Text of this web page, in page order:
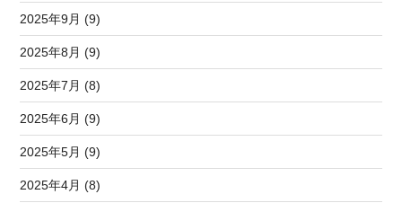
2025年9月 (9)
2025年8月 (9)
2025年7月 (8)
2025年6月 (9)
2025年5月 (9)
2025年4月 (8)